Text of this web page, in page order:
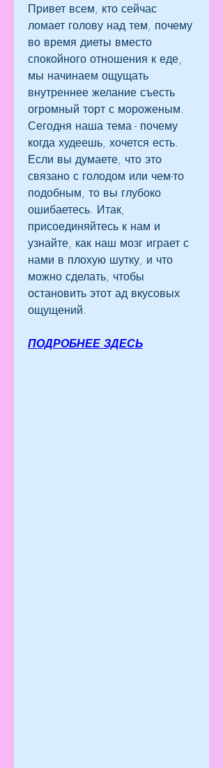
Привет всем, кто сейчас
ломает голову над тем, почему
во время диеты вместо
спокойного отношения к еде,
мы начинаем ощущать
внутреннее желание съесть
огромный торт с мороженым.
Сегодня наша тема - почему
когда худеешь, хочется есть.
Если вы думаете, что это
связано с голодом или чем-то
подобным, то вы глубоко
ошибаетесь. Итак,
присоединяйтесь к нам и
узнайте, как наш мозг играет с
нами в плохую шутку, и что
можно сделать, чтобы
остановить этот ад вкусовых
ощущений.
ПОДРОБНЕЕ ЗДЕСЬ